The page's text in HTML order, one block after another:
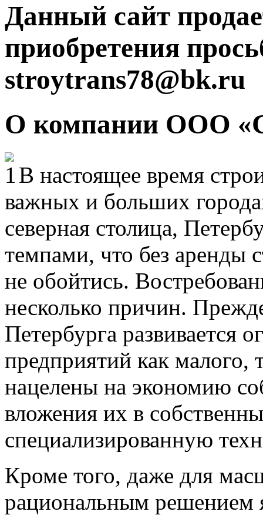
Данный сайт
приобретения
stroytrans78@bk.ru
О компании ООО
В настоящее время
важных и больших
северная столица,
темпами, что без аренды
не обойтись.
несколько причин.
Петербурга развивается
предприятий как малого,
нацелены на экономию
вложения их в
специализированную
Кроме того, даже для
рациональным решением